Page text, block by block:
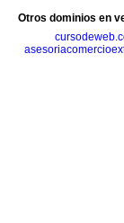
Otros dominios en